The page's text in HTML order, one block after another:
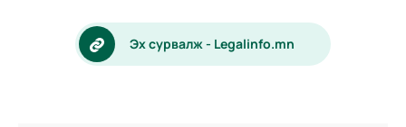
Эх сурвалж - Legalinfo.mn